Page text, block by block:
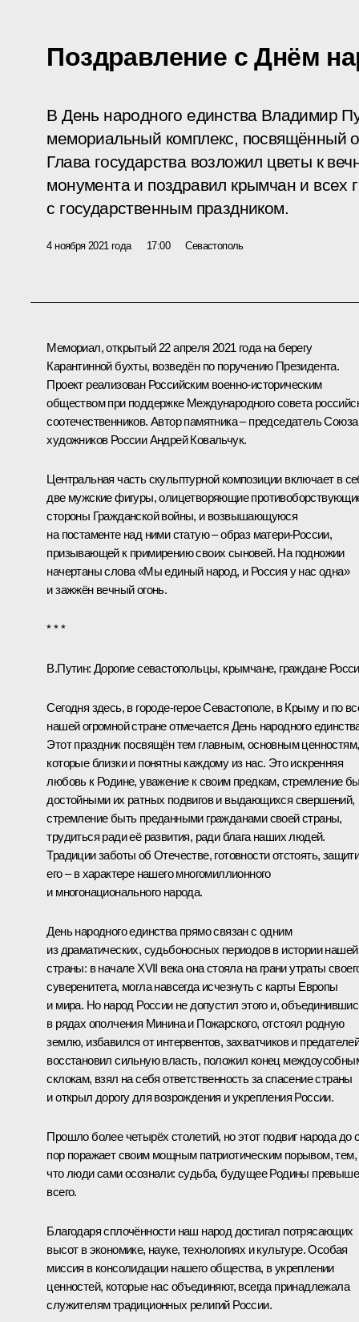
Поздравление с Днём
В День народного единства Владимир
мемориальный комплекс, посвящённый
Глава государства возложил цветы к
монумента и поздравил крымчан и всех
с государственным праздником.
4 ноября 2021 года 17:00 Севастополь
Мемориал, открытый 22 апреля 2021 года на берегу
Карантинной бухты, возведён по поручению Президента.
Проект реализован Российским военно-историческим
обществом при поддержке Международного совета
соотечественников. Автор памятника – председатель Союза
художников России Андрей Ковальчук.
Центральная часть скульптурной композиции включает в
две мужские фигуры, олицетворяющие
стороны Гражданской войны, и возвышающуюся
на постаменте над ними статую – образ матери-России,
призывающей к примирению своих сыновей. На подножии
начертаны слова «Мы единый народ, и Россия у нас одна»
и зажжён вечный огонь.
* * *
В.Путин: Дорогие севастопольцы, крымчане, граждане
Сегодня здесь, в городе-герое Севастополе, в Крыму и по
нашей огромной стране отмечается День народного
Этот праздник посвящён тем главным, основным ценностям,
которые близки и понятны каждому из нас. Это искренняя
любовь к Родине, уважение к своим предкам, стремление
достойными их ратных подвигов и выдающихся свершений,
стремление быть преданными гражданами своей страны,
трудиться ради её развития, ради блага наших людей.
Традиции заботы об Отечестве, готовности отстоять,
его – в характере нашего многомиллионного
и многонационального народа.
День народного единства прямо связан с одним
из драматических, судьбоносных периодов в истории нашей
страны: в начале XVII века она стояла на грани утраты
суверенитета, могла навсегда исчезнуть с карты Европы
и мира. Но народ России не допустил этого и,
в рядах ополчения Минина и Пожарского, отстоял родную
землю, избавился от интервентов, захватчиков и
восстановил сильную власть, положил конец
склокам, взял на себя ответственность за спасение страны
и открыл дорогу для возрождения и укрепления России.
Прошло более четырёх столетий, но этот подвиг народа до
пор поражает своим мощным патриотическим порывом, тем,
что люди сами осознали: судьба, будущее Родины превыше
всего.
Благодаря сплочённости наш народ достигал потрясающих
высот в экономике, науке, технологиях и культуре. Особая
миссия в консолидации нашего общества, в укреплении
ценностей, которые нас объединяют, всегда принадлежала
служителям традиционных религий России.